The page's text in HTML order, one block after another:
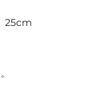
25cm